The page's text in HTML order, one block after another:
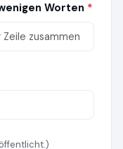
Worten *